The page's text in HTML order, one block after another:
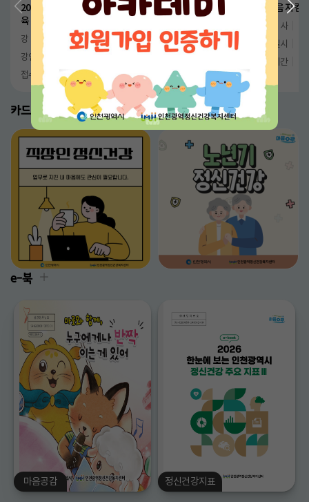
2026년 정신건강증진시설 종사자 비대면 라이브 인원교
육 4차
강 사
황정희, 채찬영
강연일시
접수기간
2026-09-01 ~ 2026-09-15
내 마음 지킴
사
강연일시
접수기간
카드뉴스
e-북
마음공감 정신건강지표